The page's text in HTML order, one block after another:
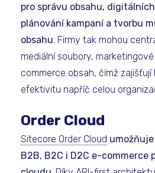
pro správu obsahu,
plánování kampaní a tvorbu
obsahu. Firmy tak mohou
mediální soubory,
commerce obsah, čímž zajišťují
efektivitu napříč celou
Order Cloud
Sitecore Order Cloud
B2B, B2C i D2C e-commerce